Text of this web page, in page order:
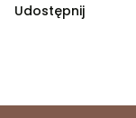
Udostępnij